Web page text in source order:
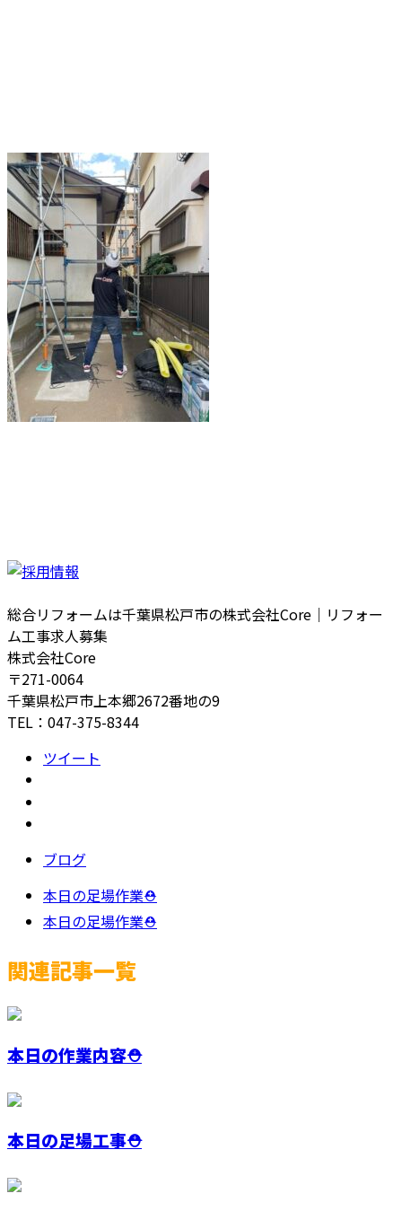
総合リフォームは千葉県松戸市の株式会社Core｜リフォー
ム工事求人募集
株式会社Core
〒271-0064
千葉県松戸市上本郷2672番地の9
TEL：047-375-8344
ツイート
ブログ
本日の足場作業⛑
本日の足場作業⛑
関連記事一覧
本日の作業内容⛑️
本日の足場工事⛑️